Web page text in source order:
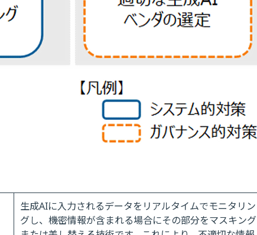
生成AIに入力されるデータをリアルタイムでモニタリン
グし、機密情報が含まれる場合にその部分をマスキング